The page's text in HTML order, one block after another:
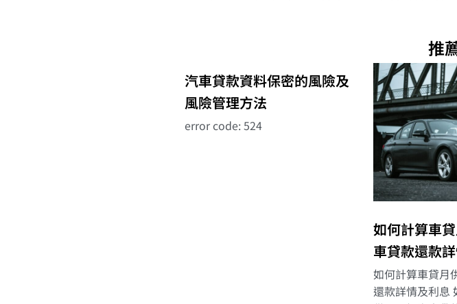
推
汽車貸款資料保密的風險及
風險管理方法
error code: 524
如何計算車
車貸款還款
如何計算車貸月
還款詳情及利息